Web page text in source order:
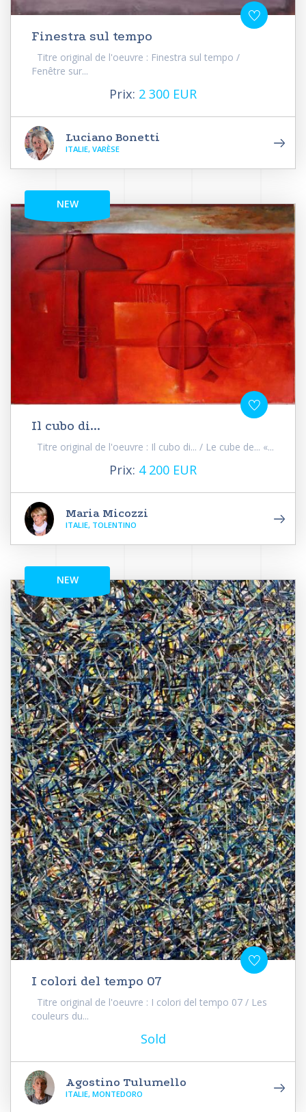
Finestra sul tempo
Titre original de l'oeuvre : Finestra sul tempo /
Fenêtre sur...
Prix: 2 300 EUR
Luciano Bonetti
ITALIE, VARÈSE
NEW
Il cubo di...
Titre original de l'oeuvre : Il cubo di... / Le cube de... «...
Prix: 4 200 EUR
Maria Micozzi
ITALIE, TOLENTINO
NEW
I colori del tempo 07
Titre original de l'oeuvre : I colori del tempo 07 / Les
couleurs du...
Sold
Agostino Tulumello
ITALIE, MONTEDORO